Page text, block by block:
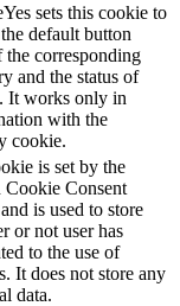
sets this cookie to
default button
the corresponding
and the status of
It works only in
with the
cookie.
is set by the
Consent
is used to store
or not user has
to the use of
It does not store any
data.